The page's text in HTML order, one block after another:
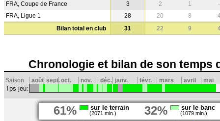
FRA, Coupe de France 3 2 1
-
FRA, Ligue 1
28 20 8
Bilan total en club
31 22 9
Chronologie et bilan de son temps
Saison août sept.oct. nov. déc. janv. févr. mars avril mai
Tps jeu:
61% sur le terrain
(2071 min.) 32% sur le banc
(1079 min.)